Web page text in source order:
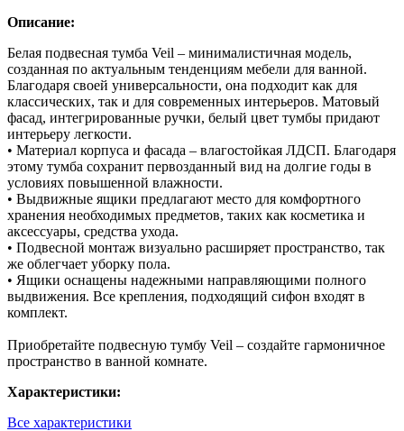
Описание:
Белая подвесная тумба Veil – минималистичная модель,
созданная по актуальным тенденциям мебели для ванной.
Благодаря своей универсальности, она подходит как для
классических, так и для современных интерьеров. Матовый
фасад, интегрированные ручки, белый цвет тумбы придают
интерьеру легкости.
• Материал корпуса и фасада – влагостойкая ЛДСП. Благодаря
этому тумба сохранит первозданный вид на долгие годы в
условиях повышенной влажности.
• Выдвижные ящики предлагают место для комфортного
хранения необходимых предметов, таких как косметика и
аксессуары, средства ухода.
• Подвесной монтаж визуально расширяет пространство, так
же облегчает уборку пола.
• Ящики оснащены надежными направляющими полного
выдвижения. Все крепления, подходящий сифон входят в
комплект.
Приобретайте подвесную тумбу Veil – создайте гармоничное
пространство в ванной комнате.
Характеристики:
Все характеристики